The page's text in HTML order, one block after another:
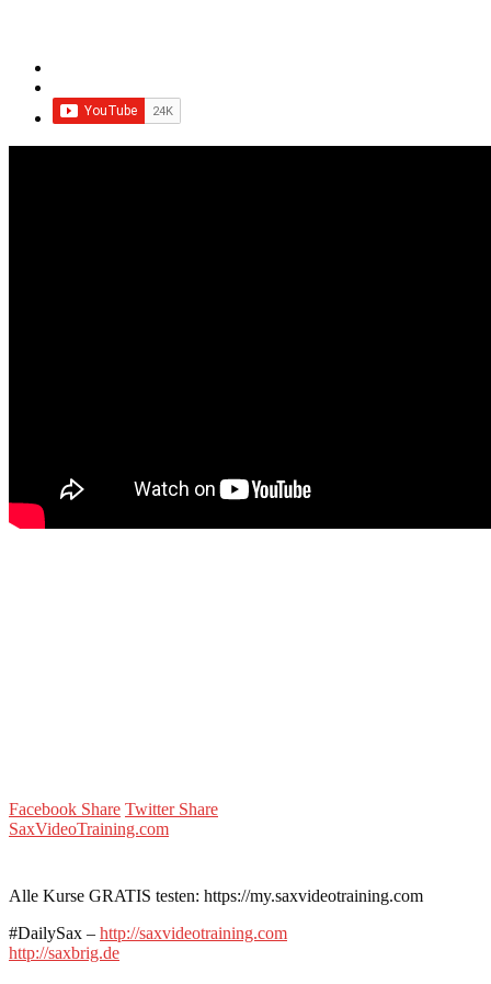
Facebook Share Twitter Share
SaxVideoTraining.com
Alle Kurse GRATIS testen: https://my.saxvideotraining.com
#DailySax – http://saxvideotraining.com
http://saxbrig.de